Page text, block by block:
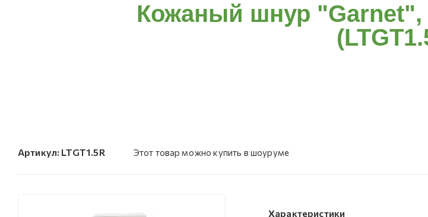
Кожаный шнур "Garnet",
Артикул: LTGT1.5R Этот товар можно купить в шоуруме
Характеристики